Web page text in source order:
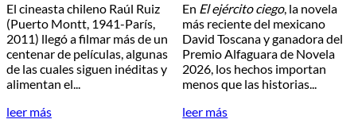
El cineasta chileno Raúl Ruiz
(Puerto Montt, 1941-París,
2011) llegó a filmar más de un
centenar de películas, algunas
de las cuales siguen inéditas y
alimentan el...
leer más
En El ejército ciego, la novela
más reciente del mexicano
David Toscana y ganadora del
Premio Alfaguara de Novela
2026, los hechos importan
menos que las historias...
leer más